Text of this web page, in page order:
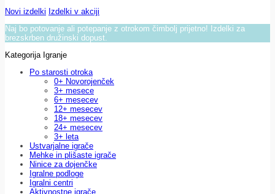
Novi izdelki Izdelki v akciji
Naj bo potovanje ali potepanje z otrokom čimbolj prijetno! Izdelki za
brezskrben družinski dopust.
Kategorija Igranje
Po starosti otroka
0+ Novorojenček
3+ mesece
6+ mesecev
12+ mesecev
18+ mesecev
24+ mesecev
3+ leta
Ustvarjalne igrače
Mehke in plišaste igrače
Ninice za dojenčke
Igralne podloge
Igralni centri
Aktivnostne igrače